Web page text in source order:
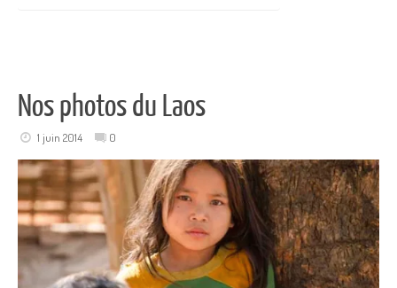
Nos photos du Laos
1 juin 2014 0